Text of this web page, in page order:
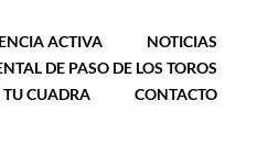
ACTIVA
NOTICIAS
DE PASO DE LOS TOROS
TU CUADRA
CONTACTO